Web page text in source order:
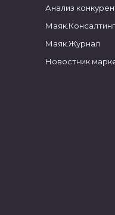
Анализ
Маяк.Консалтинг
Маяк.Журнал
Новостник